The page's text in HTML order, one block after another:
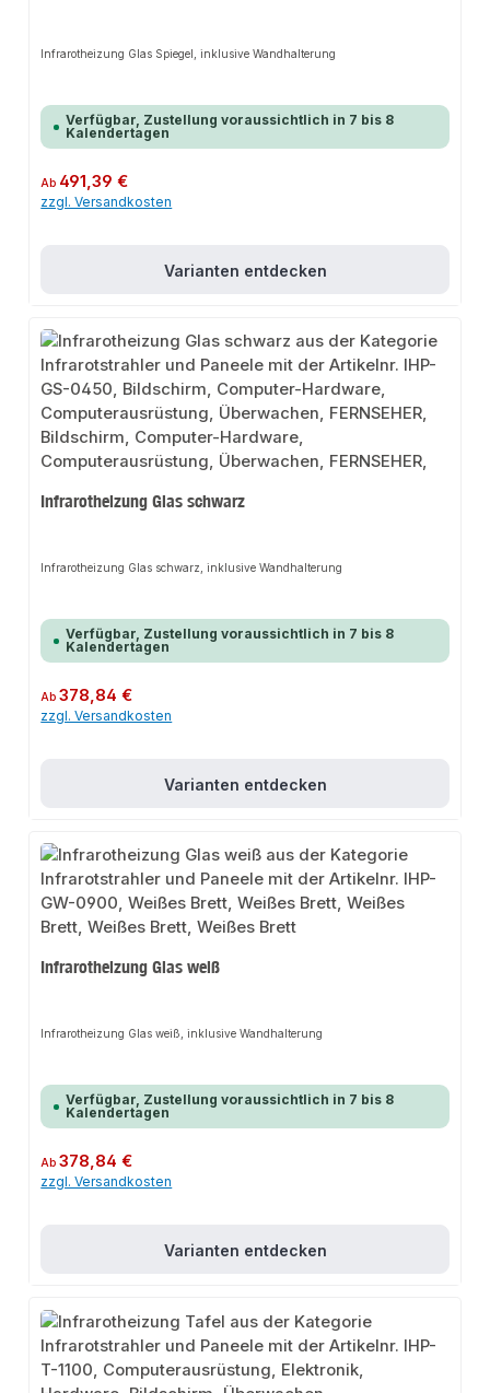
Infrarotheizung Glas Spiegel, inklusive Wandhalterung
Verfügbar, Zustellung voraussichtlich in 7 bis 8
Kalendertagen
Regulärer Preis:
Ab 491,39 €
zzgl. Versandkosten
Varianten entdecken
Infrarotheizung Glas schwarz
Infrarotheizung Glas schwarz, inklusive Wandhalterung
Verfügbar, Zustellung voraussichtlich in 7 bis 8
Kalendertagen
Regulärer Preis:
Ab378,84 €
zzgl. Versandkosten
Varianten entdecken
Infrarotheizung Glas weiß
Infrarotheizung Glas weiß, inklusive Wandhalterung
Verfügbar, Zustellung voraussichtlich in 7 bis 8
Kalendertagen
Regulärer Preis:
Ab378,84 €
zzgl. Versandkosten
Varianten entdecken